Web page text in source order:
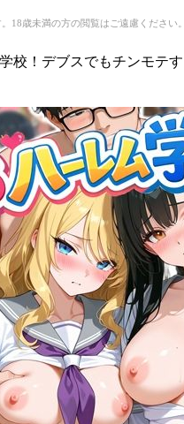
18歳未満の方の閲覧はご遠慮ください。
校！デブスでもチンモテ